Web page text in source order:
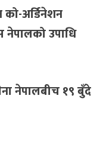
अर्डिनेशन
उपाधि
नेपालबीच १९ बुँदे